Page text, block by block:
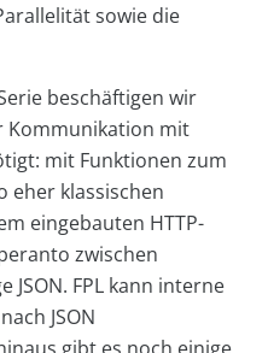
sowie die
beschäftigen wir
Kommunikation mit
mit Funktionen zum
eher klassischen
eingebauten HTTP-
zwischen
FPL kann interne
JSON